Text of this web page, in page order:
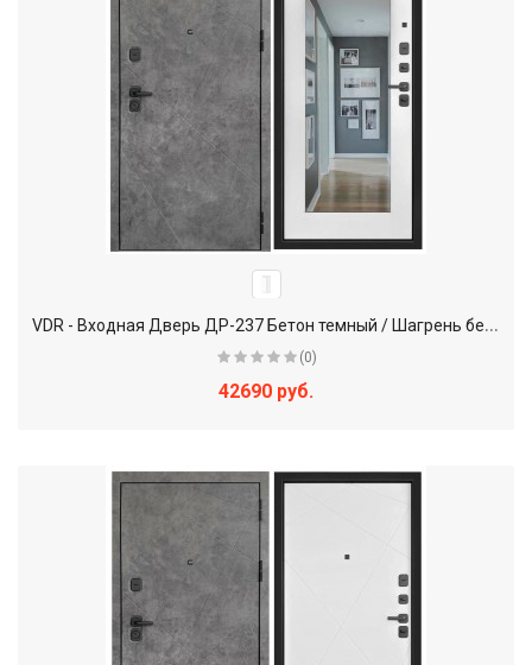
V
DR - Входная Дверь ДР-237 Бетон темный / Шагрень белая + Зеркало
(0)
42690 руб.